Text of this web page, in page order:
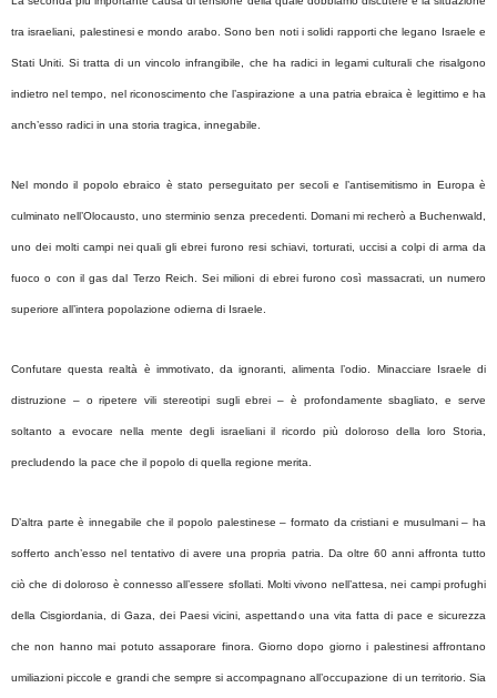
tra israeliani, palestinesi e mondo arabo. Sono ben noti i solidi rapporti che legano Israele e
Stati Uniti. Si tratta di un vincolo infrangibile, che ha radici in legami culturali che risalgono
indietro nel tempo, nel riconoscimento che l’aspirazione a una patria ebraica è legittimo e ha
anch’esso radici in una storia tragica, innegabile.
Nel mondo il popolo ebraico è stato perseguitato per secoli e l’antisemitismo in Europa è
culminato nell’Olocausto, uno sterminio senza precedenti. Domani mi recherò a Buchenwald,
uno dei molti campi nei quali gli ebrei furono resi schiavi, torturati, uccisi a colpi di arma da
fuoco o con il gas dal Terzo Reich. Sei milioni di ebrei furono così massacrati, un numero
superiore all’intera popolazione odierna di Israele.
Confutare questa realtà è immotivato, da ignoranti, alimenta l’odio. Minacciare Israele di
distruzione – o ripetere vili stereotipi sugli ebrei – è profondamente sbagliato, e serve
soltanto a evocare nella mente degli israeliani il ricordo più doloroso della loro Storia,
precludendo la pace che il popolo di quella regione merita.
D’altra parte è innegabile che il popolo palestinese – formato da cristiani e musulmani – ha
sofferto anch’esso nel tentativo di avere una propria patria. Da oltre 60 anni affronta tutto
ciò che di doloroso è connesso all’essere sfollati. Molti vivono nell’attesa, nei campi profughi
della Cisgiordania, di Gaza, dei Paesi vicini, aspettando una vita fatta di pace e sicurezza
che non hanno mai potuto assaporare finora. Giorno dopo giorno i palestinesi affrontano
umiliazioni piccole e grandi che sempre si accompagnano all’occupazione di un territorio. Sia